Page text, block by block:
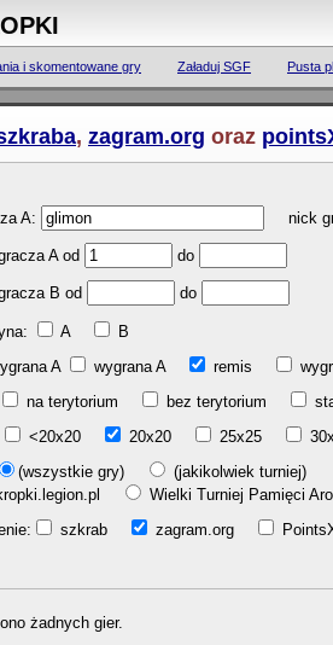
i skomentowane gry Załaduj SGF Pusta
, zagram.org oraz
A:
nick
A od do
B od do
A
B
A
wygrana A remis
na terytorium bez terytorium
<20x20 20x20 25x25
(wszystkie gry)
(jakikolwiek turniej)
Wielki Turniej Pamięci
szkrab zagram.org
żadnych gier.